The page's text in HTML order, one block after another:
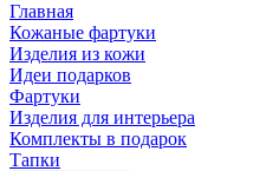
Главная
Кожаные фартуки
Изделия из кожи
Идеи подарков
Фартуки
Изделия для интерьера
Комплекты в подарок
Тапки